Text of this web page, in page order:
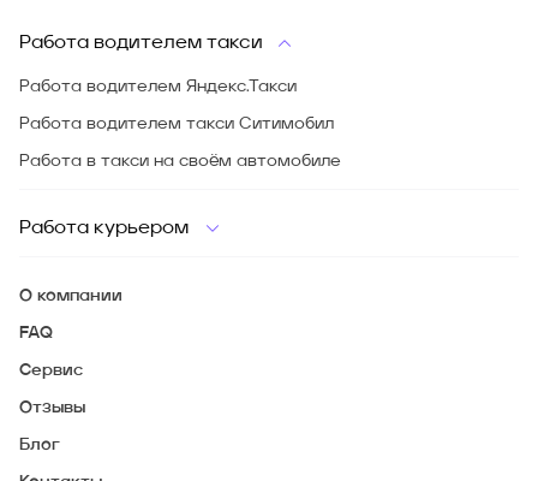
Работа водителем такси
Работа водителем Яндекс.Такси
Работа водителем такси Ситимобил
Работа в такси на своём автомобиле
Работа курьером
О компании
FAQ
Сервис
Отзывы
Блог